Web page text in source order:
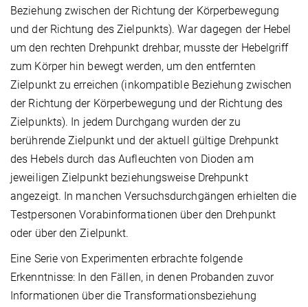
Beziehung zwischen der Richtung der Körperbewegung
und der Richtung des Zielpunkts). War dagegen der Hebel
um den rechten Drehpunkt drehbar, musste der Hebelgriff
zum Körper hin bewegt werden, um den entfernten
Zielpunkt zu erreichen (inkompatible Beziehung zwischen
der Richtung der Körperbewegung und der Richtung des
Zielpunkts). In jedem Durchgang wurden der zu
berührende Zielpunkt und der aktuell gültige Drehpunkt
des Hebels durch das Aufleuchten von Dioden am
jeweiligen Zielpunkt beziehungsweise Drehpunkt
angezeigt. In manchen Versuchsdurchgängen erhielten die
Testpersonen Vorabinformationen über den Drehpunkt
oder über den Zielpunkt.
Eine Serie von Experimenten erbrachte folgende
Erkenntnisse: In den Fällen, in denen Probanden zuvor
Informationen über die Transformationsbeziehung